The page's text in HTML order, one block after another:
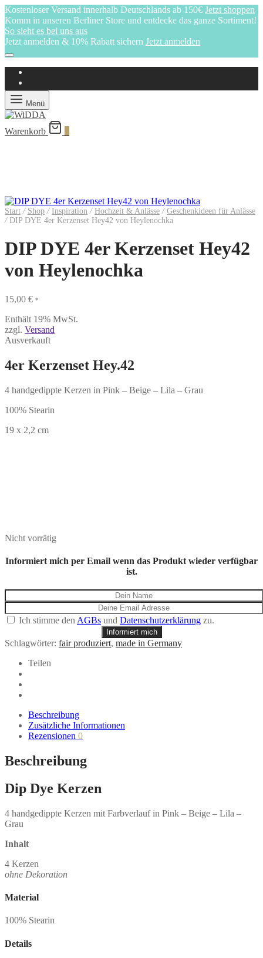
Kostenloser Versand innerhalb Deutschlands ab 150€ Jetzt shoppen
Komm in unseren Berliner Store und entdecke das ganze Sortiment!
So sieht es bei uns aus
Jetzt anmelden & 10% Rabatt sichern Jetzt anmelden
Menü
Warenkorb
Start / Shop / Inspiration / Hochzeit & Anlässe / Geschenkideen für Anlässe
/DIP DYE 4er Kerzenset Hey42 von Heylenochka
DIP DYE 4er Kerzenset Hey42
von Heylenochka
15,00 € *
Enthält 19% MwSt.
zzgl. Versand
Ausverkauft
4er Kerzenset Hey.42
4 handgedippte Kerzen in Pink – Beige – Lila – Grau
100% Stearin
19 x 2,2 cm
Nicht vorrätig
Informiert mich per Email wenn das Produkt wieder verfügbar
ist.
Ich stimme den AGBs und Datenschutzerklärung zu.
Informiert mich
Schlagwörter: fair produziert, made in Germany
Teilen
Beschreibung
Zusätzliche Informationen
Rezensionen 0
Beschreibung
Dip Dye Kerzen
4 handgedippte Kerzen mit Farbverlauf in Pink – Beige – Lila –
Grau
Inhalt
4 Kerzen
ohne Dekoration
Material
100% Stearin
Details